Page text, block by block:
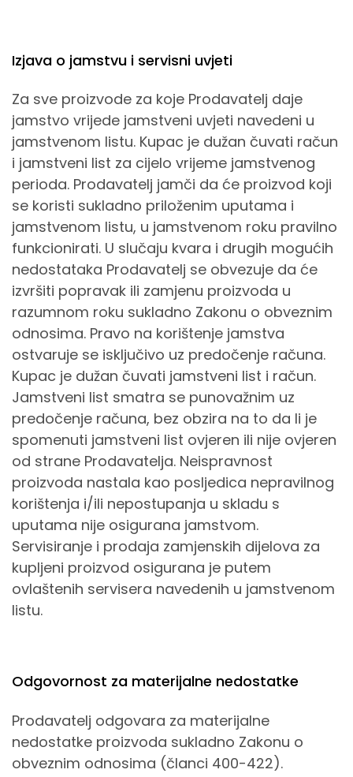
Izjava o jamstvu i servisni uvjeti
Za sve proizvode za koje Prodavatelj daje
jamstvo vrijede jamstveni uvjeti navedeni u
jamstvenom listu. Kupac je dužan čuvati račun
i jamstveni list za cijelo vrijeme jamstvenog
perioda. Prodavatelj jamči da će proizvod koji
se koristi sukladno priloženim uputama i
jamstvenom listu, u jamstvenom roku pravilno
funkcionirati. U slučaju kvara i drugih mogućih
nedostataka Prodavatelj se obvezuje da će
izvršiti popravak ili zamjenu proizvoda u
razumnom roku sukladno Zakonu o obveznim
odnosima. Pravo na korištenje jamstva
ostvaruje se isključivo uz predočenje računa.
Kupac je dužan čuvati jamstveni list i račun.
Jamstveni list smatra se punovažnim uz
predočenje računa, bez obzira na to da li je
spomenuti jamstveni list ovjeren ili nije ovjeren
od strane Prodavatelja. Neispravnost
proizvoda nastala kao posljedica nepravilnog
korištenja i/ili nepostupanja u skladu s
uputama nije osigurana jamstvom.
Servisiranje i prodaja zamjenskih dijelova za
kupljeni proizvod osigurana je putem
ovlaštenih servisera navedenih u jamstvenom
listu.
Odgovornost za materijalne nedostatke
Prodavatelj odgovara za materijalne
nedostatke proizvoda sukladno Zakonu o
obveznim odnosima (članci 400-422).